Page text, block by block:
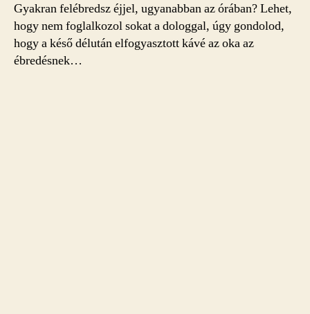
Gyakran felébredsz éjjel, ugyanabban az órában? Lehet,
hogy nem foglalkozol sokat a dologgal, úgy gondolod,
hogy a késő délután elfogyasztott kávé az oka az
ébredésnek…